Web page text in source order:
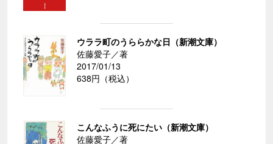
ウララ町のうららかな日（新潮文庫）
佐藤愛子／著
2017/01/13
638円（税込）
こんなふうに死にたい（新潮文庫）
佐藤愛子／著